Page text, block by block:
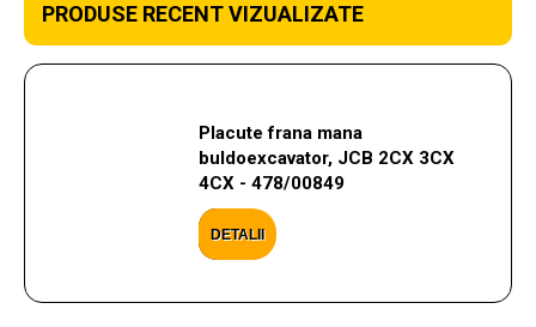
PRODUSE RECENT VIZUALIZATE
Placute frana mana
buldoexcavator, JCB 2CX 3CX
4CX - 478/00849
DETALII